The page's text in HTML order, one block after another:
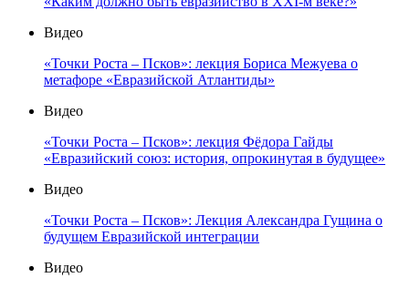
Видео
«Точки Роста – Псков»: лекция Бориса Межуева о
метафоре «Евразийской Атлантиды»
Видео
«Точки Роста – Псков»: лекция Фёдора Гайды
«Евразийский союз: история, опрокинутая в будущее»
Видео
«Точки Роста – Псков»: Лекция Александра Гущина о
будущем Евразийской интеграции
Видео